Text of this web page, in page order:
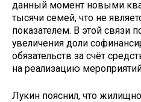
данный момент новыми
тысячи семей, что не
показателем. В этой связи
увеличения доли
обязательств за счёт
на реализацию
Лукин пояснил, что